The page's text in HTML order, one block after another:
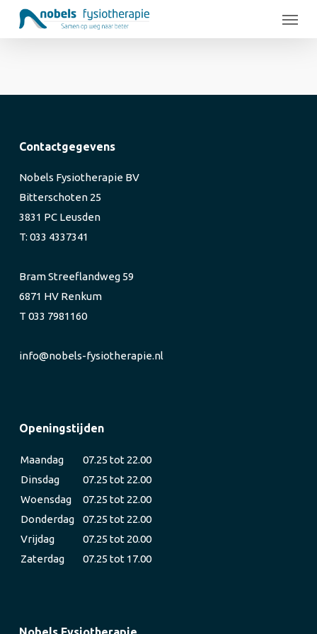
Menu
Contactgegevens
Nobels Fysiotherapie BV
Bitterschoten 25
3831 PC Leusden
T: 033 4337341
Bram Streeflandweg 59
6871 HV Renkum
T 033 7981160
info@nobels-fysiotherapie.nl
Openingstijden
Maandag
07.25 tot 22.00
Dinsdag
07.25 tot 22.00
Woensdag
07.25 tot 22.00
Donderdag
07.25 tot 22.00
Vrijdag
07.25 tot 20.00
Zaterdag
07.25 tot 17.00